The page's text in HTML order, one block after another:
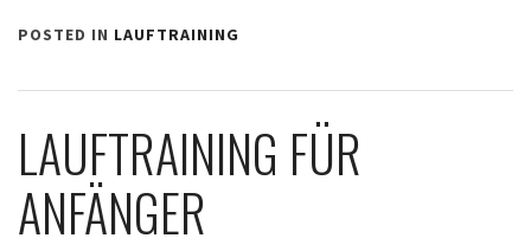
POSTED IN LAUFTRAINING
LAUFTRAINING FÜR
ANFÄNGER